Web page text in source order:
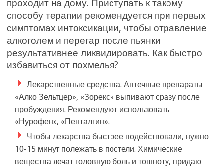
проходит на дому. Приступать к такому
способу терапии рекомендуется при первых
симптомах интоксикации, чтобы отравление
алкоголем и перегар после пьянки
результативнее ликвидировать. Как быстро
избавиться от похмелья?
Лекарственные средства. Аптечные препараты
«Алко Зельтцер», «Зорекс» выпивают сразу после
пробуждения. Рекомендуют использовать
«Нурофен», «Пенталгин».
Чтобы лекарства быстрее подействовали, нужно
10-15 минут полежать в постели. Химические
вещества лечат головную боль и тошноту, придаю